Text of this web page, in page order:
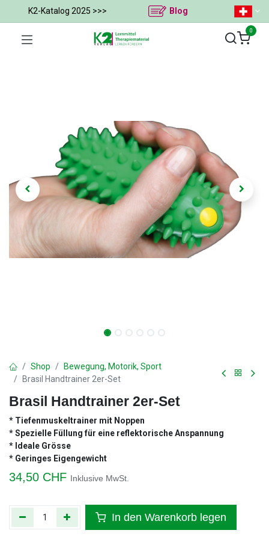
K2-Katalog 2025 >>> Blog
0
Shop
Bewegung, Motorik, Sport
Brasil Handtrainer 2er-Set
Brasil Handtrainer 2er-Set
* Tiefenmuskeltrainer mit Noppen
* Spezielle Füllung für eine reflektorische Anspannung
* Ideale Grösse
* Geringes Eigengewicht
34,50 CHF Inklusive MwSt.
In den Warenkorb legen